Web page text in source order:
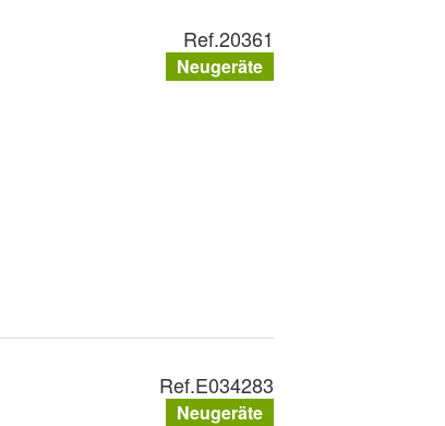
Ref.20361
Neugeräte
Ref.E034283
Neugeräte